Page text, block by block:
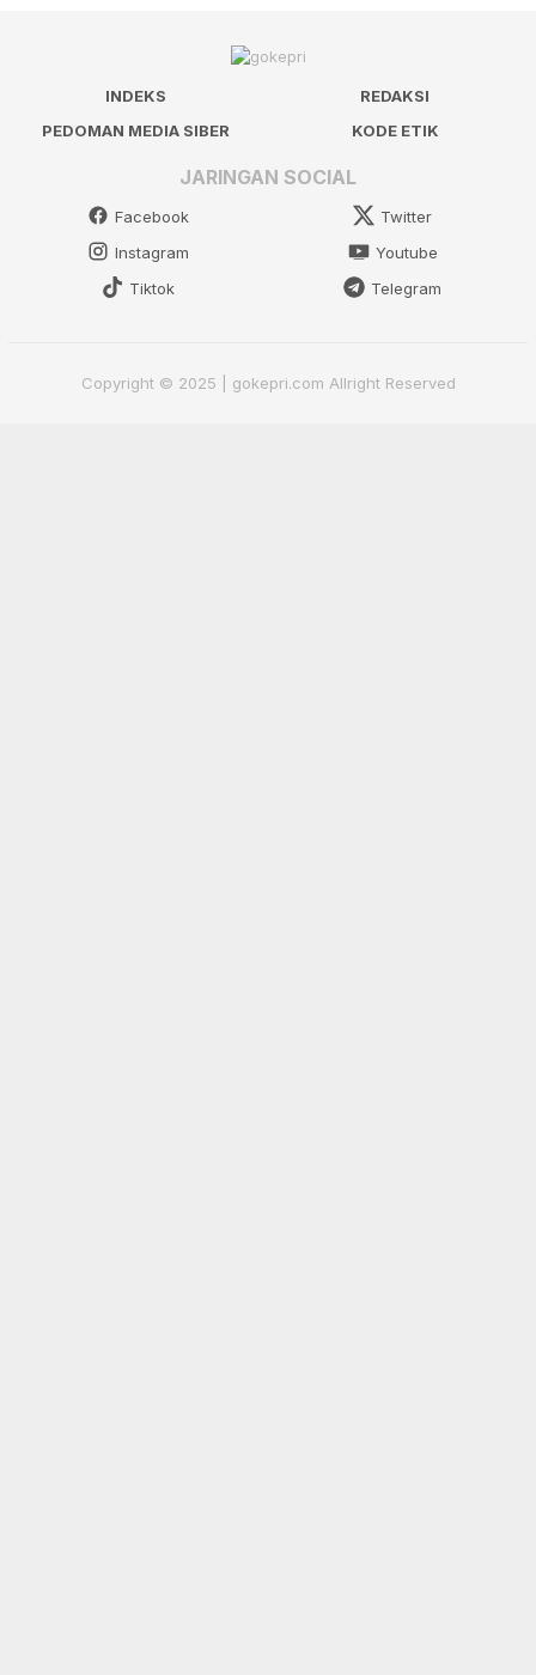
INDEKS
REDAKSI
PEDOMAN MEDIA SIBER
KODE ETIK
JARINGAN SOCIAL
Facebook
Twitter
Instagram
Youtube
Tiktok
Telegram
Copyright © 2025 | gokepri.com Allright Reserved